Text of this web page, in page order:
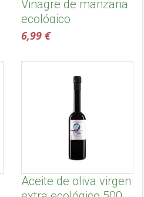
Vinagre de manzana
ecológico
6,99 €
Aceite de oliva virgen